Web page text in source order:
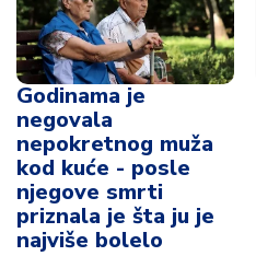
Godinama je
negovala
nepokretnog muža
kod kuće - posle
njegove smrti
priznala je šta ju je
najviše bolelo